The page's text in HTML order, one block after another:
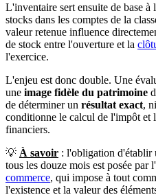
L'inventaire sert ensuite de base à
stocks dans les comptes de la
valeur retenue influence
de stock entre l'ouverture et la
l'exercice.
L'enjeu est donc double. Une
une image fidèle du patrimoine
de déterminer un résultat exact,
conditionne le calcul de l'impôt et
financiers.
💡 À savoir : l'obligation d'établir
tous les douze mois est posée par l'
commerce, qui impose à tout
l'existence et la valeur des